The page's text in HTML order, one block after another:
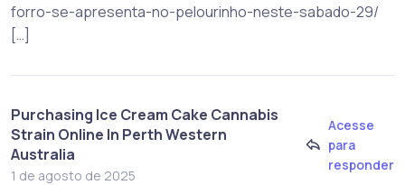
forro-se-apresenta-no-pelourinho-neste-sabado-29/
[…]
Purchasing Ice Cream Cake Cannabis
Strain Online In Perth Western
Australia
1 de agosto de 2025
Acesse
para
responder